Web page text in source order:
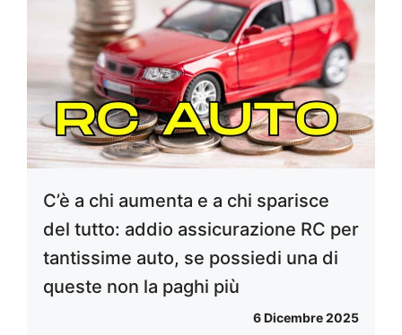
C’è a chi aumenta e a chi sparisce
del tutto: addio assicurazione RC per
tantissime auto, se possiedi una di
queste non la paghi più
6 Dicembre 2025